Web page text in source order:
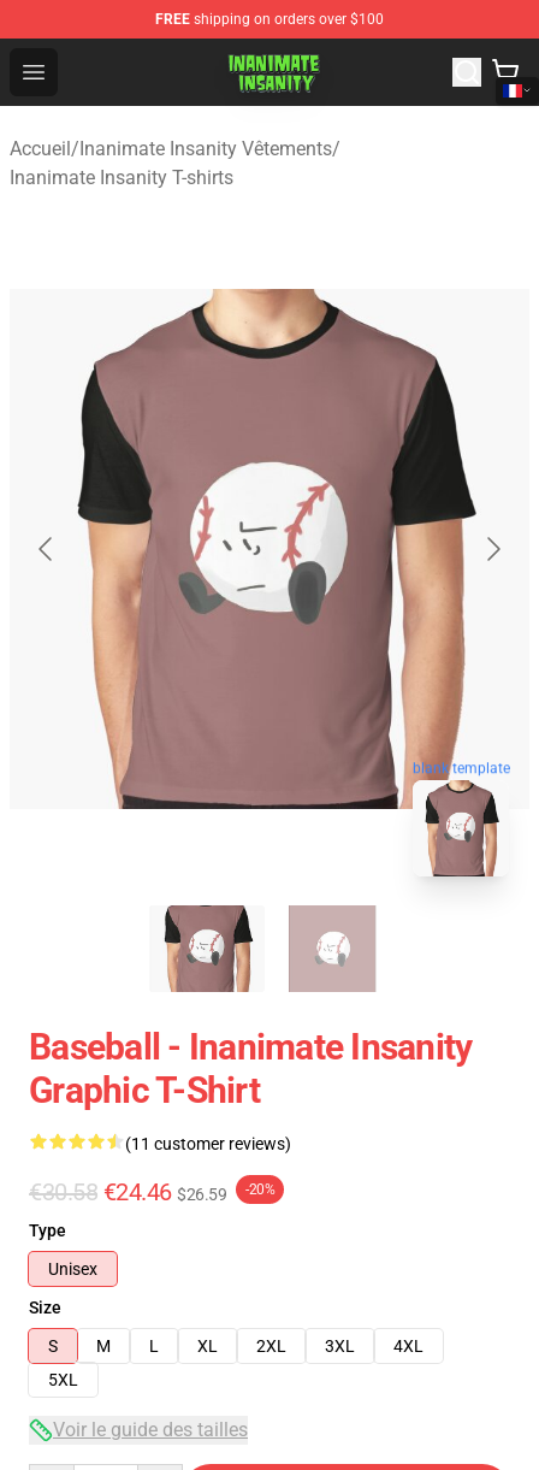
FREE shipping on orders over $100
Open menu
Inanimate Insanity Store - Official Inanimate Insanity
Accueil/Inanimate Insanity Vêtements/
Inanimate Insanity T-shirts
blank template
Baseball - Inanimate Insanity
Graphic T-Shirt
(11 customer reviews)
€30.58 €24.46 $26.59 -20%
Type
Unisex
Size
S
M L XL 2XL 3XL
4XL
5XL
Voir le guide des tailles